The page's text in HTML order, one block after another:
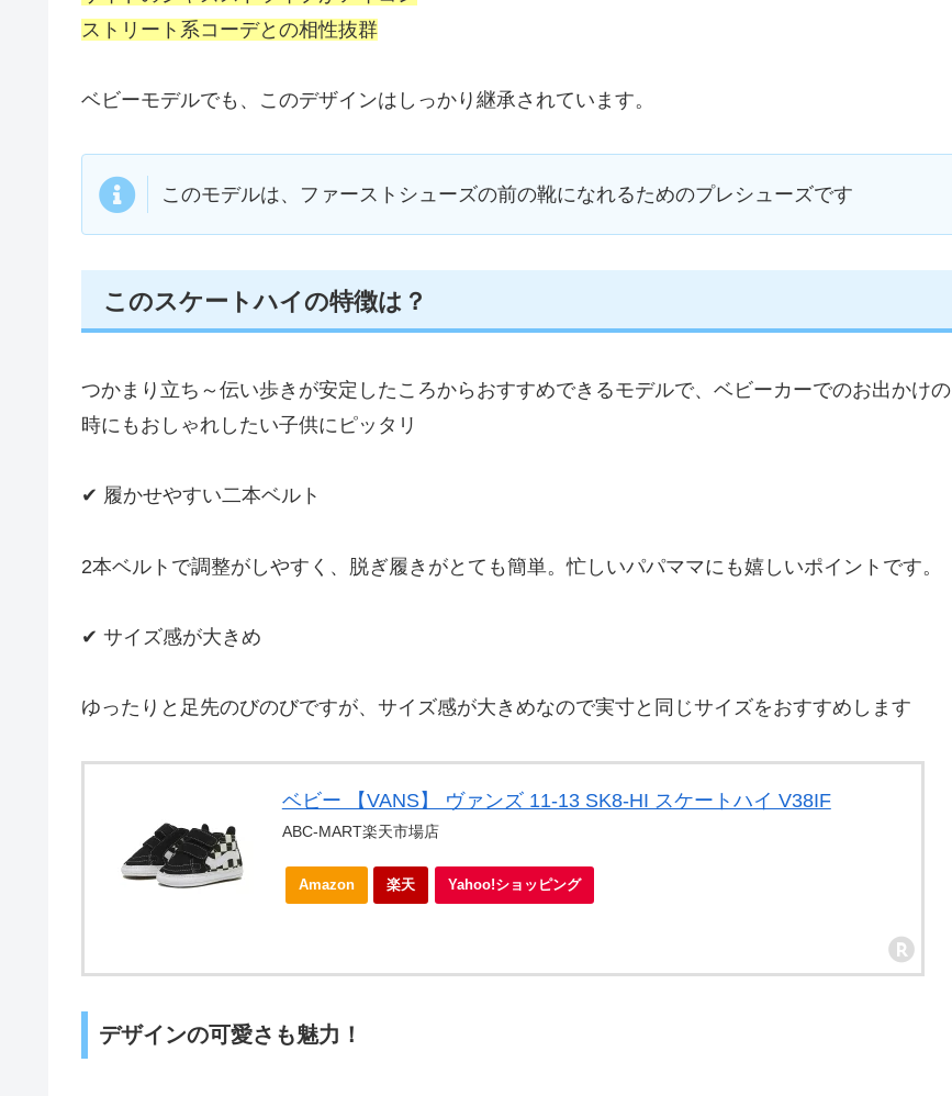
ストリート系コーデとの相性抜群
ベビーモデルでも、このデザインはしっかり継承されています。
このモデルは、ファーストシューズの前の靴になれるためのプレシューズです
このスケートハイの特徴は？
つかまり立ち～伝い歩きが安定したころからおすすめできるモデルで、ベビーカーでのお出かけの
時にもおしゃれしたい子供にピッタリ
✔ 履かせやすい二本ベルト
2本ベルトで調整がしやすく、脱ぎ履きがとても簡単。忙しいパパママにも嬉しいポイントです。
✔ サイズ感が大きめ
ゆったりと足先のびのびですが、サイズ感が大きめなので実寸と同じサイズをおすすめします
ベビー 【VANS】 ヴァンズ 11-13 SK8-HI スケートハイ V38IF
ABC-MART楽天市場店
Amazon 楽天 Yahoo!ショッピング
デザインの可愛さも魅力！